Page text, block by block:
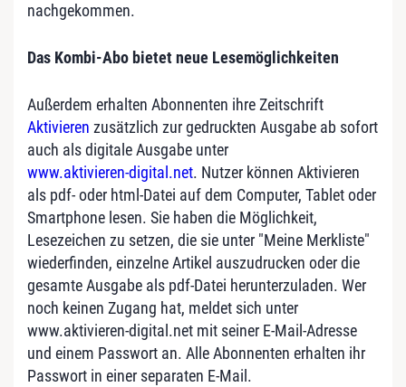
nachgekommen.
Das Kombi-Abo bietet neue Lesemöglichkeiten
Außerdem erhalten Abonnenten ihre Zeitschrift
Aktivieren zusätzlich zur gedruckten Ausgabe ab sofort
auch als digitale Ausgabe unter
www.aktivieren-digital.net. Nutzer können Aktivieren
als pdf- oder html-Datei auf dem Computer, Tablet oder
Smartphone lesen. Sie haben die Möglichkeit,
Lesezeichen zu setzen, die sie unter "Meine Merkliste"
wiederfinden, einzelne Artikel auszudrucken oder die
gesamte Ausgabe als pdf-Datei herunterzuladen. Wer
noch keinen Zugang hat, meldet sich unter
www.aktivieren-digital.net mit seiner E-Mail-Adresse
und einem Passwort an. Alle Abonnenten erhalten ihr
Passwort in einer separaten E-Mail.